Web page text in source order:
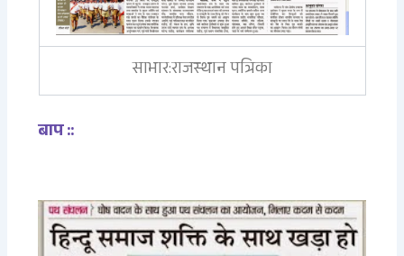
साभार:राजस्थान पत्रिका
बाप ::